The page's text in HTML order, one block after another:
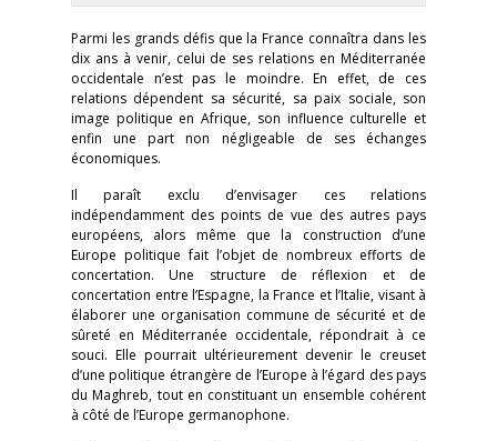
Parmi les grands défis que la France connaîtra dans les
dix ans à venir, celui de ses relations en Méditerranée
occidentale n’est pas le moindre. En effet, de ces
relations dépendent sa sécurité, sa paix sociale, son
image politique en Afrique, son influence culturelle et
enfin une part non négligeable de ses échanges
économiques.
Il paraît exclu d’envisager ces relations
indépendamment des points de vue des autres pays
européens, alors même que la construction d’une
Europe politique fait l’objet de nombreux efforts de
concertation. Une structure de réflexion et de
concertation entre l’Espagne, la France et l’Italie, visant à
élaborer une organisation commune de sécurité et de
sûreté en Méditerranée occidentale, répondrait à ce
souci. Elle pourrait ultérieurement devenir le creuset
d’une politique étrangère de l’Europe à l’égard des pays
du Maghreb, tout en constituant un ensemble cohérent
à côté de l’Europe germanophone.